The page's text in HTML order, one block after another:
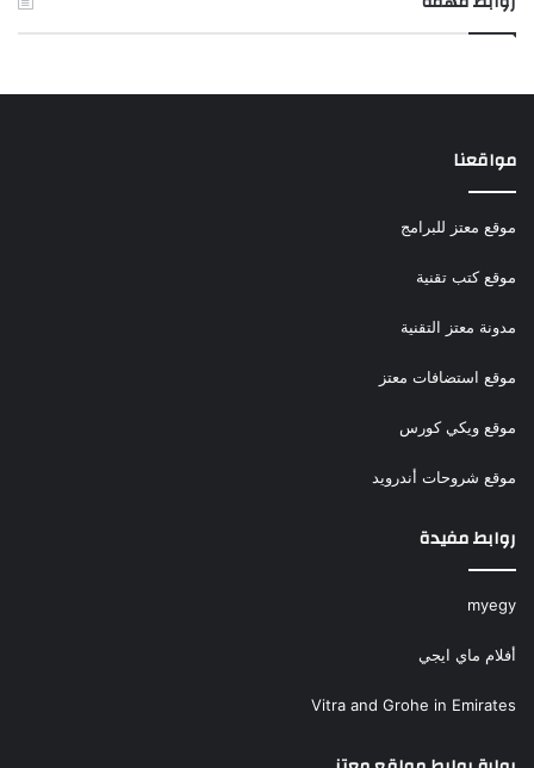
مواقعنا
موقع معتز للبرامج
موقع كتب تقنية
مدونة معتز التقنية
موقع استضافات معتز
موقع ويكي كورس
موقع شروحات أندرويد
روابط مفيدة
myegy
أفلام ماي ايجي
Vitra and Grohe in Emirates